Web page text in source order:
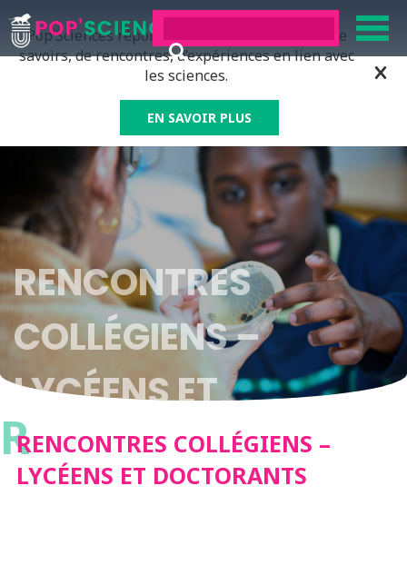
Pop’Sciences répond à tous ceux qui ont soif de
savoirs, de rencontres, d’expériences en lien avec
les sciences.
EN SAVOIR PLUS
RENCONTRES
COLLÉGIENS –
LYCÉENS ET
DOCTORANTS
RRENCONTRES COLLÉGIENS –
LYCÉENS ET DOCTORANTS